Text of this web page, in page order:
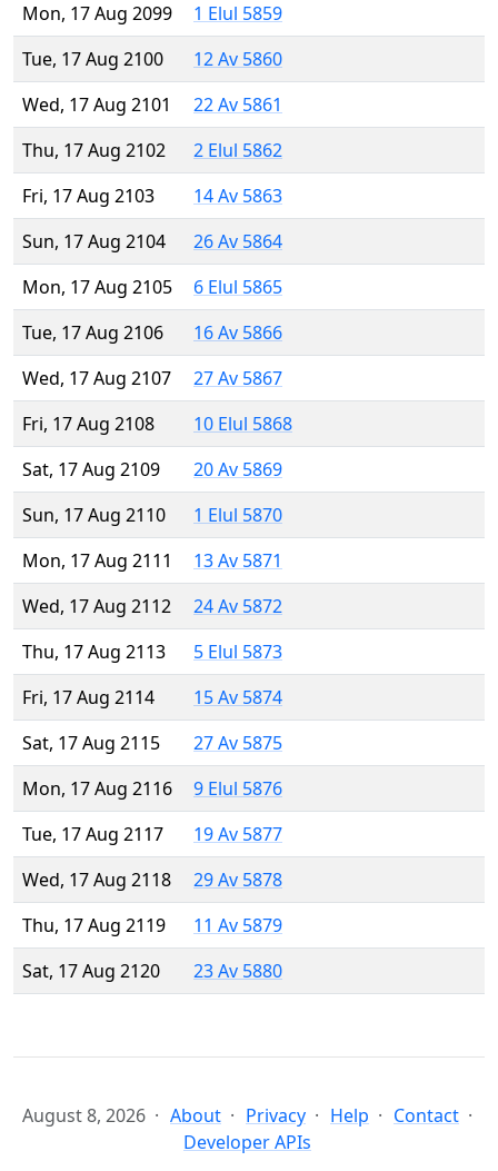
Mon, 17 Aug 2099
1 Elul 5859
Tue, 17 Aug 2100
12 Av 5860
Wed, 17 Aug 2101
22 Av 5861
Thu, 17 Aug 2102
2 Elul 5862
Fri, 17 Aug 2103
14 Av 5863
Sun, 17 Aug 2104
26 Av 5864
Mon, 17 Aug 2105
6 Elul 5865
Tue, 17 Aug 2106
16 Av 5866
Wed, 17 Aug 2107
27 Av 5867
Fri, 17 Aug 2108
10 Elul 5868
Sat, 17 Aug 2109
20 Av 5869
Sun, 17 Aug 2110
1 Elul 5870
Mon, 17 Aug 2111
13 Av 5871
Wed, 17 Aug 2112
24 Av 5872
Thu, 17 Aug 2113
5 Elul 5873
Fri, 17 Aug 2114
15 Av 5874
Sat, 17 Aug 2115
27 Av 5875
Mon, 17 Aug 2116
9 Elul 5876
Tue, 17 Aug 2117
19 Av 5877
Wed, 17 Aug 2118
29 Av 5878
Thu, 17 Aug 2119
11 Av 5879
Sat, 17 Aug 2120
23 Av 5880
August 8, 2026 About Privacy Help
Contact
Developer APIs